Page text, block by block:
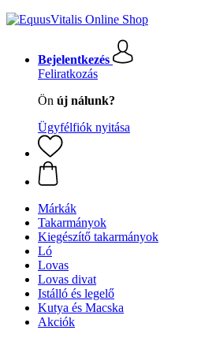
Bejelentkezés
Feliratkozás
Ön új nálunk?
Ügyfélfiók nyitása
Márkák
Takarmányok
Kiegészítő takarmányok
Ló
Lovas
Lovas divat
Istálló és legelő
Kutya és Macska
Akciók